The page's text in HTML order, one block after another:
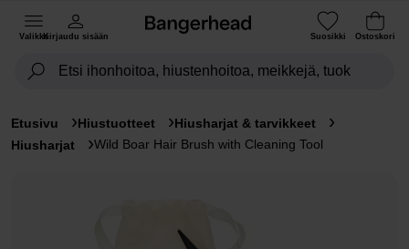
ValikkoKirjaudu sisään Suosikki Ostoskori
Etusivu Hiustuotteet
Hiusharjat & tarvikkeet
Hiusharjat
Wild Boar Hair Brush with Cleaning Tool